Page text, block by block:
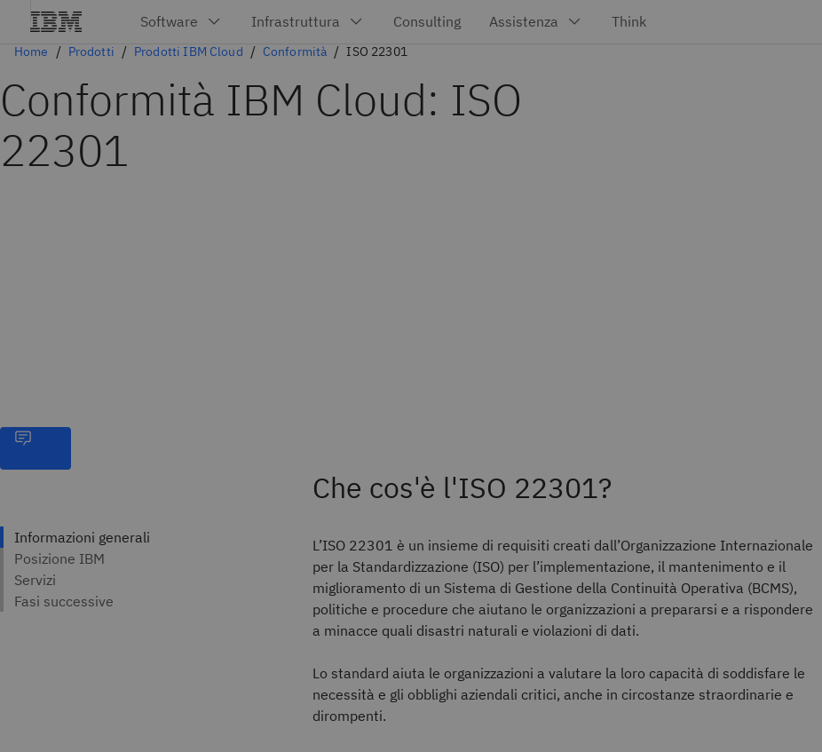
Home Prodotti Prodotti IBM Cloud Conformità ISO 22301
Conformità IBM Cloud: ISO
22301
Che cos'è l'ISO 22301?
L’ISO 22301 è un insieme di requisiti creati dall’Organizzazione Internazionale
per la Standardizzazione (ISO) per l’implementazione, il mantenimento e il
miglioramento di un Sistema di Gestione della Continuità Operativa (BCMS),
politiche e procedure che aiutano le organizzazioni a prepararsi e a rispondere
a minacce quali disastri naturali e violazioni di dati.
Lo standard aiuta le organizzazioni a valutare la loro capacità di soddisfare le
necessità e gli obblighi aziendali critici, anche in circostanze straordinarie e
dirompenti.